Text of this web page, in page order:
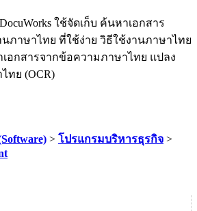
ใช้จัดเก็บ ค้นหาเอกสาร
ภาษาไทย ที่ใช้ง่าย วิธีใช้งานภาษาไทย
อกสารจากข้อความภาษาไทย แปลง
ทย (OCR)
> โปรแกรมบริหารธุรกิจ >